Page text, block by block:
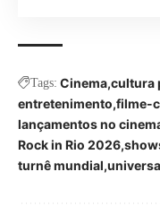
Tags: Cinema cultura
entretenimento filme-
lançamentos no
Rock in Rio 2026
turnê mundial